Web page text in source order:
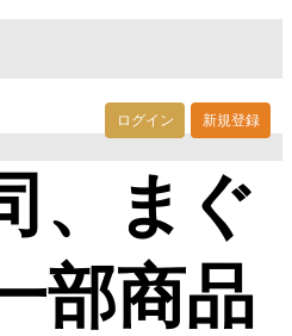
ログイン 新規登録
、まぐ
部商品